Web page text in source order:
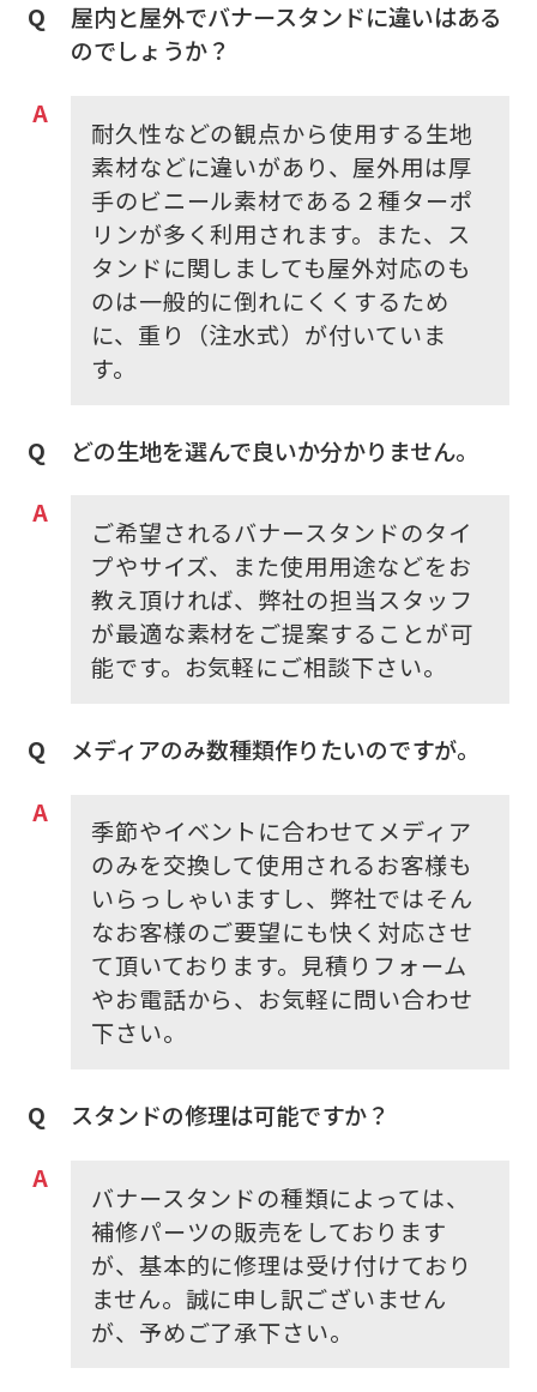
屋内と屋外でバナースタンドに違いはある
のでしょうか？
耐久性などの観点から使用する生地
素材などに違いがあり、屋外用は厚
手のビニール素材である２種ターポ
リンが多く利用されます。また、ス
タンドに関しましても屋外対応のも
のは一般的に倒れにくくするため
に、重り（注水式）が付いていま
す。
どの生地を選んで良いか分かりません。
ご希望されるバナースタンドのタイ
プやサイズ、また使用用途などをお
教え頂ければ、弊社の担当スタッフ
が最適な素材をご提案することが可
能です。お気軽にご相談下さい。
メディアのみ数種類作りたいのですが。
季節やイベントに合わせてメディア
のみを交換して使用されるお客様も
いらっしゃいますし、弊社ではそん
なお客様のご要望にも快く対応させ
て頂いております。見積りフォーム
やお電話から、お気軽に問い合わせ
下さい。
スタンドの修理は可能ですか？
バナースタンドの種類によっては、
補修パーツの販売をしております
が、基本的に修理は受け付けており
ません。誠に申し訳ございません
が、予めご了承下さい。